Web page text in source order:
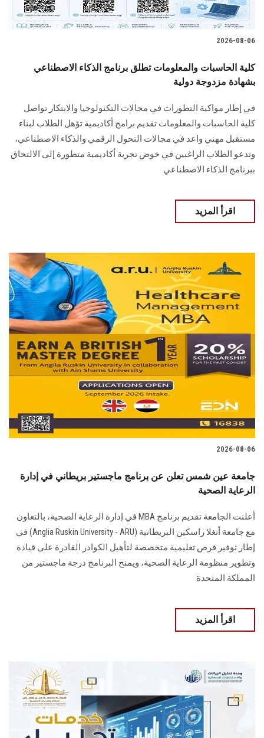
الدراسات العليا
الزائـرون
سجل الان
2026-08-06
كلية الحاسبات والمعلومات تطلق برنامج الذكاء الاصطناعي
بشهادة مزدوجة دولية
في إطار مواكبة التطورات في مجالات التكنولوجيا والابتكار تواصل
كلية الحاسبات والمعلومات تقديم برامج أكاديمية تؤهل الطلاب لبناء
مستقبل مهني واعد في مجالات التحول الرقمي والذكاء الاصطناعي،
وتدعو الطلاب الراغبين في خوض تجربة أكاديمية متطورة إلى الالتحاق
ببرنامج الذكاء الاصطناعي
اقرأ المزيد
2026-08-06
جامعة عين شمس تعلن عن برنامج ماجستير بريطاني في إدارة
الرعاية الصحية
أعلنت الجامعة تقديم برنامج MBA في إدارة الرعاية الصحية، بالتعاون
مع جامعة أنغلا راسكين البريطانية (Anglia Ruskin University - ARU) في
إطار توفير فرص تعليمية متخصصة لتأهيل الكوادر القادرة على قيادة
وتطوير منظومة الرعاية الصحية، ويمنح البرنامج درجة ماجستير من
المملكة المتحدة
اقرأ المزيد